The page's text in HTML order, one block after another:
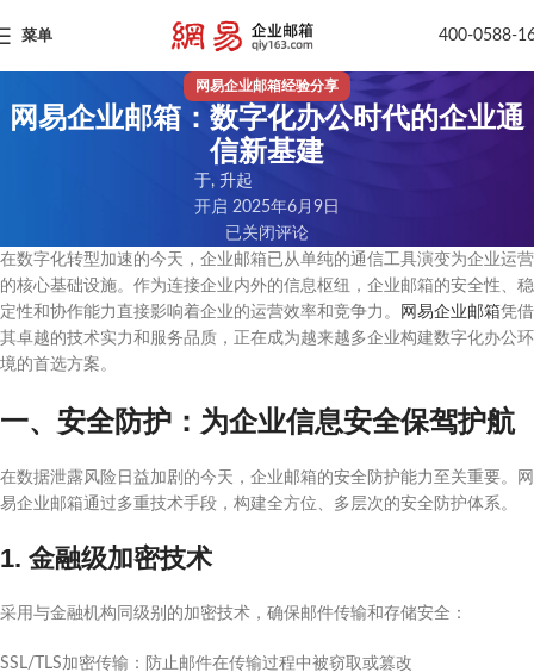
菜单 400-0588-
网易企业邮箱经验分享
网易企业邮箱：数字化办公时代的企业通
信新基建
于, 升起
开启 2025年6月9日
已关闭评论
在数字化转型加速的今天，企业邮箱已从单纯的通信工具演变为企业运营
的核心基础设施。作为连接企业内外的信息枢纽，企业邮箱的安全性、稳
定性和协作能力直接影响着企业的运营效率和竞争力。
网易企业邮箱凭借
其卓越的技术实力和服务品质，正在成为越来越多企业构建数字化办公环
境的首选方案。
一、安全防护：为企业信息安全保驾护航
在数据泄露风险日益加剧的今天，企业邮箱的安全防护能力至关重要。网
易企业邮箱通过多重技术手段，构建全方位、多层次的安全防护体系。
1. 金融级加密技术
采用与金融机构同级别的加密技术，确保邮件传输和存储安全：
SSL/TLS加密传输：防止邮件在传输过程中被窃取或篡改